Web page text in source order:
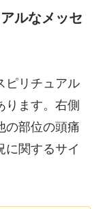
ルなメッセ
ピリチュアル
ります。右側
の部位の頭痛
に関するサイ